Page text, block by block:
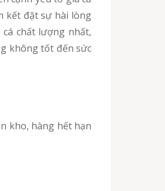
kết đặt sự hài lòng
chất lượng nhất,
không tốt đến sức